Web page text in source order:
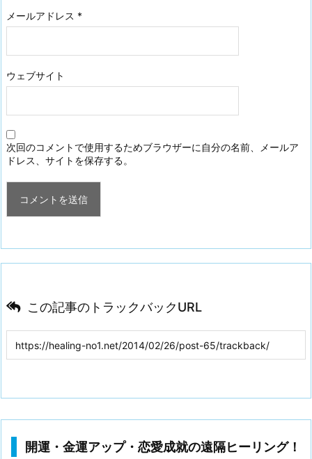
メールアドレス *
ウェブサイト
次回のコメントで使用するためブラウザーに自分の名前、メールア
ドレス、サイトを保存する。
この記事のトラックバックURL
開運・金運アップ・恋愛成就の遠隔ヒーリング！